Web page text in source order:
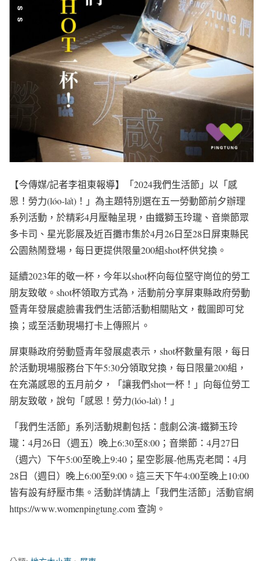
【今傳媒/記者李祖東報導】「2024我們生活節」以「感
恩！勞力(lóo-la̍t)！」為主題特別選在五一勞動節前夕辦理
系列活動，於精彩4月壓軸呈現，由鐵獅玉玲瓏、音樂節眾
多卡司、星光影展及近百攤市集於4月26日至28日屏東縣民
公園熱鬧登場，每日更提供限量200組shot杯供兌換。
延續2023年的敬一杯，今年以shot杯向每位堅守崗位的勞工
朋友致敬。shot杯領取方式為，活動前分享屏東縣政府勞動
暨青年發展處臉書我們生活節活動相關貼文，截圖即可兌
換；或至活動現場打卡上傳照片。
屏東縣政府勞動暨青年發展處表示，shot杯數量有限，每日
於活動現場服務台下午5:30分領取兌換，每日限量200組，
在充滿感恩的五月前夕，「讓我們shot一杯！」向每位勞工
朋友致敬，說句「感恩！勞力(lóo-la̍t)！」
「我們生活節」系列活動規劃包括：戲劇公演-鐵獅玉玲
瓏：4月26日（週五）晚上6:30至8:00；音樂節：4月27日
（週六）下午5:00至晚上9:40；星空影展-他馬克老闆：4月
28日（週日）晚上6:00至9:00。這三天下午4:00至晚上10:00
皆有設有紓壓市集。活動詳情請上「我們生活節」活動官網
https://www.womenpingtung.com 查詢。